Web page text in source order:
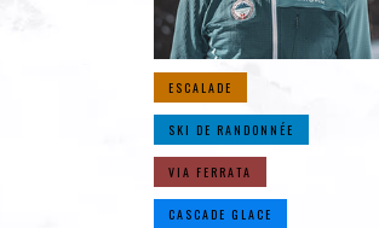
ESCALADE
SKI DE RANDONNÉE
VIA FERRATA
CASCADE GLACE